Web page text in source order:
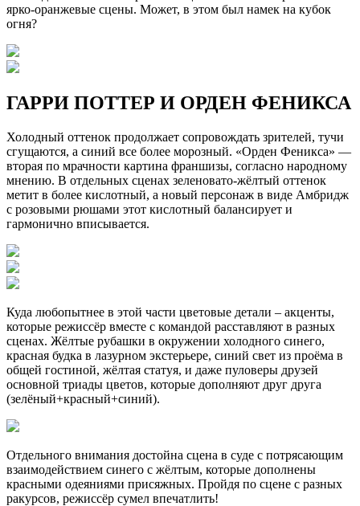
ярко-оранжевые сцены. Может, в этом был намек на кубок
огня?
ГАРРИ ПОТТЕР И ОРДЕН ФЕНИКСА
Холодный оттенок продолжает сопровождать зрителей, тучи
сгущаются, а синий все более морозный. «Орден Феникса» —
вторая по мрачности картина франшизы, согласно народному
мнению. В отдельных сценах зеленовато-жёлтый оттенок
метит в более кислотный, а новый персонаж в виде Амбридж
с розовыми рюшами этот кислотный балансирует и
гармонично вписывается.
Куда любопытнее в этой части цветовые детали – акценты,
которые режиссёр вместе с командой расставляют в разных
сценах. Жёлтые рубашки в окружении холодного синего,
красная будка в лазурном экстерьере, синий свет из проёма в
общей гостиной, жёлтая статуя, и даже пуловеры друзей
основной триады цветов, которые дополняют друг друга
(зелёный+красный+синий).
Отдельного внимания достойна сцена в суде с потрясающим
взаимодействием синего с жёлтым, которые дополнены
красными одеяниями присяжных. Пройдя по сцене с разных
ракурсов, режиссёр сумел впечатлить!